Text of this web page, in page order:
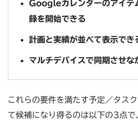
Googleカレンダーのアイテ
録を開始できる
計画と実績が並べて表示でき
マルチデバイスで同期させな
これらの要件を満たす予定／タス
て候補になり得るのは以下の3点